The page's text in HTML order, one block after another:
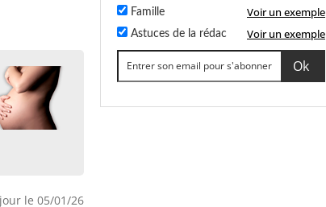
le 05/01/26
Famille Voir un exemple
Astuces de la rédac Voir un exemple